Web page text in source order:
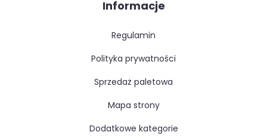
Informacje
regulamin
polityka prywatności
sprzedaż paletowa
mapa strony
dodatkowe kategorie